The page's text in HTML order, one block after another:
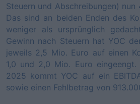
Steuern und Abschreibungen) nun
Das sind an beiden Enden des
weniger als ursprünglich
Gewinn nach Steuern hat YOC
jeweils 2,5 Mio. Euro auf einen
1,0 und 2,0 Mio. Euro eingeengt.
2025 kommt YOC auf ein
sowie einen Fehlbetrag von